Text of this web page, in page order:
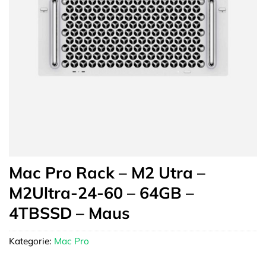
Mac Pro Rack – M2 Utra –
M2Ultra-24-60 – 64GB –
4TBSSD – Maus
Kategorie: Mac Pro